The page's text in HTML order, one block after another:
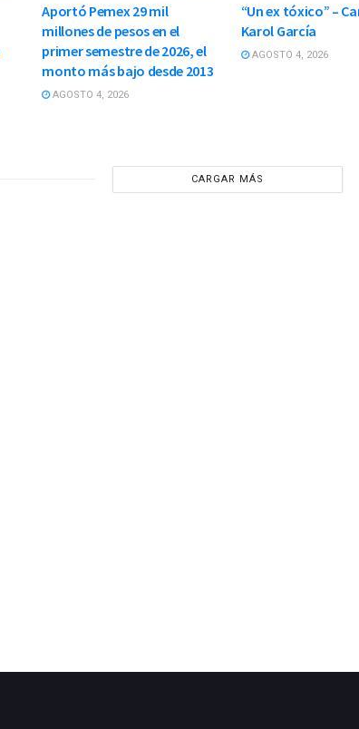
Aportó Pemex 29 mil
millones de pesos en el
primer semestre de 2026, el
monto más bajo desde 2013
AGOSTO 4, 2026
“Un ex tóxico” –
Karol García
AGOSTO 4, 2026
CARGAR MÁS